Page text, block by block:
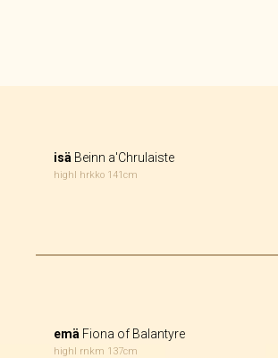
isä Beinn a'Chrulaiste
highl hrkko 141cm
emä Fiona of Balantyre
highl rnkm 137cm